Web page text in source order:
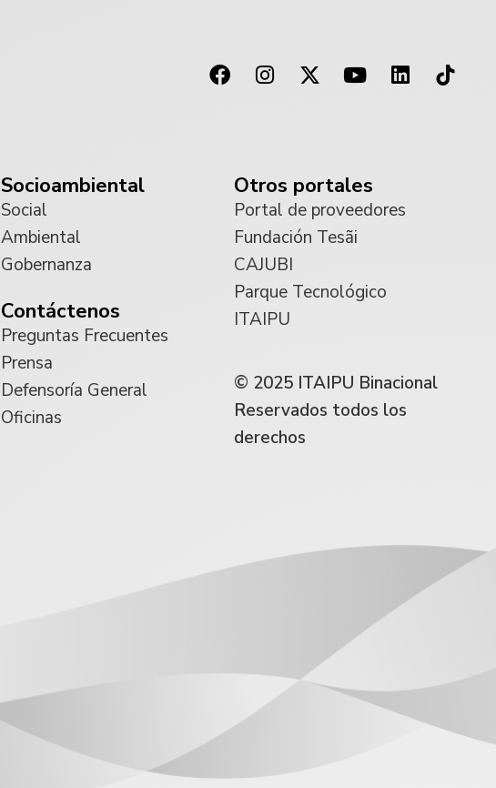
Socioambiental
Social
Ambiental
Gobernanza
Contáctenos
Preguntas Frecuentes
Prensa
Defensoría General
Oficinas
Otros portales
Portal de proveedores
Fundación Tesãi
CAJUBI
Parque Tecnológico
ITAIPU
© 2025 ITAIPU Binacional
Reservados todos los
derechos